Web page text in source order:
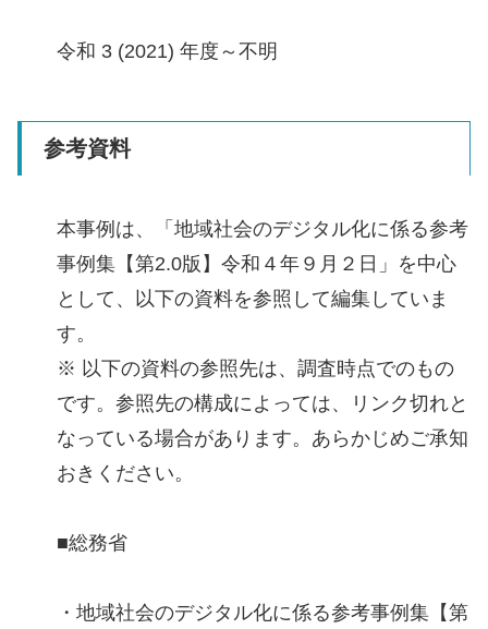
令和 3 (2021) 年度～不明
参考資料
本事例は、「地域社会のデジタル化に係る参考
事例集【第2.0版】令和４年９月２日」を中心
として、以下の資料を参照して編集していま
す。
※ 以下の資料の参照先は、調査時点でのもの
です。参照先の構成によっては、リンク切れと
なっている場合があります。あらかじめご承知
おきください。
■総務省
・地域社会のデジタル化に係る参考事例集【第